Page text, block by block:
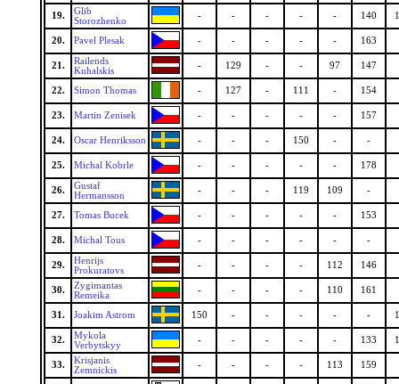
19.
Glib
Storozhenko
- - - - - 140
20. Pavel Plesak - - - - - 163
21.
Railends
Kuhalskis
- 129 - - 97 147
22. Simon Thomas - 127 - 111 - 154
23. Martin Zenisek - - - - - 157
24. Oscar Henriksson - - - 150 - -
25. Michal Kobrle - - - - - 178
26.
Gustaf
Hermansson
- - - 119 109 -
27. Tomas Bucek - - - - - 153
28. Michal Tous - - - - - -
29.
Henrijs
Prokuratovs
- - - - 112 146
30.
Zygimantas
Remeika
- - - - 110 161
31. Joakim Astrom 150 - - - - -
32.
Mykola
Verbytskyy
- - - - - 133
33.
Krisjanis
Zemnickis
- - - - 113 159